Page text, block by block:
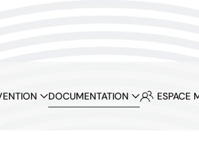
DOCUMENTATION ESPACE